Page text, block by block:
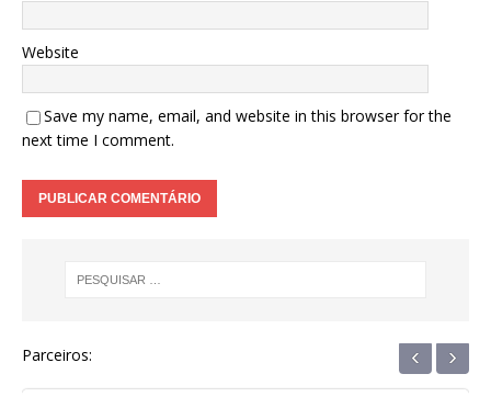
Website
Save my name, email, and website in this browser for the
next time I comment.
Parceiros: ‹ ›